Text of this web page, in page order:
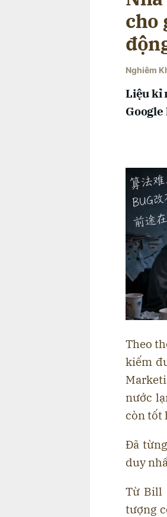
cho
Nghiêm
Liệu kỉ
Theo
kiếm
nước
còn tốt
Đã
duy
Từ Bill
tượng